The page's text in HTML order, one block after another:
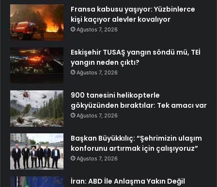
Fransa kabusu yaşıyor: Yüzbinlerce
kişi kaçıyor alevler kovalıyor
Ağustos 7, 2026
Eskişehir TUSAŞ yangın söndü mü, TEİ
yangın neden çıktı?
Ağustos 7, 2026
900 tanesini helikopterle
gökyüzünden bıraktılar: Tek amacı var
Ağustos 7, 2026
Başkan Büyükkılıç: “Şehrimizin ulaşım
konforunu artırmak için çalışıyoruz”
Ağustos 7, 2026
İran: ABD İle Anlaşma Yakın Değil